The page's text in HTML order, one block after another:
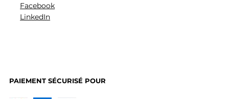
Facebook
LinkedIn
PAIEMENT SÉCURISÉ POUR